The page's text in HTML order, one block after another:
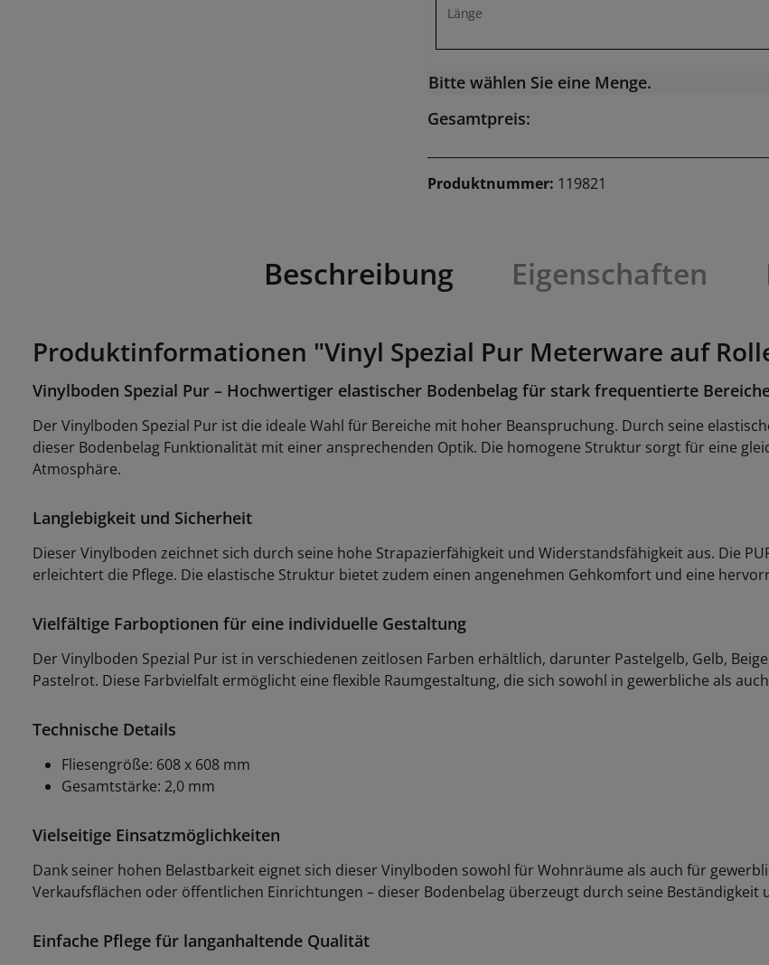
Länge
Bitte wählen Sie eine Menge.
Gesamtpreis:
Produktnummer: 119821
Beschreibung Eigenschaften
Produktinformationen "Vinyl Spezial Pur Meterware auf
Vinylboden Spezial Pur – Hochwertiger elastischer Bodenbelag für stark frequentierte
Der Vinylboden Spezial Pur ist die ideale Wahl für Bereiche mit hoher Beanspruchung. Durch seine
dieser Bodenbelag Funktionalität mit einer ansprechenden Optik. Die homogene Struktur sorgt für eine
Atmosphäre.
Langlebigkeit und Sicherheit
Dieser Vinylboden zeichnet sich durch seine hohe Strapazierfähigkeit und Widerstandsfähigkeit aus. Die
erleichtert die Pflege. Die elastische Struktur bietet zudem einen angenehmen Gehkomfort und eine
Vielfältige Farboptionen für eine individuelle Gestaltung
Der Vinylboden Spezial Pur ist in verschiedenen zeitlosen Farben erhältlich, darunter Pastelgelb, Gelb,
Pastelrot. Diese Farbvielfalt ermöglicht eine flexible Raumgestaltung, die sich sowohl in gewerbliche als
Technische Details
Fliesengröße: 608 x 608 mm
Gesamtstärke: 2,0 mm
Vielseitige Einsatzmöglichkeiten
Dank seiner hohen Belastbarkeit eignet sich dieser Vinylboden sowohl für Wohnräume als auch für
Verkaufsflächen oder öffentlichen Einrichtungen – dieser Bodenbelag überzeugt durch seine Beständigkeit
Einfache Pflege für langanhaltende Qualität